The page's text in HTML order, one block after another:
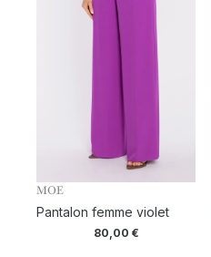
MOE
Pantalon femme violet
80,00 €